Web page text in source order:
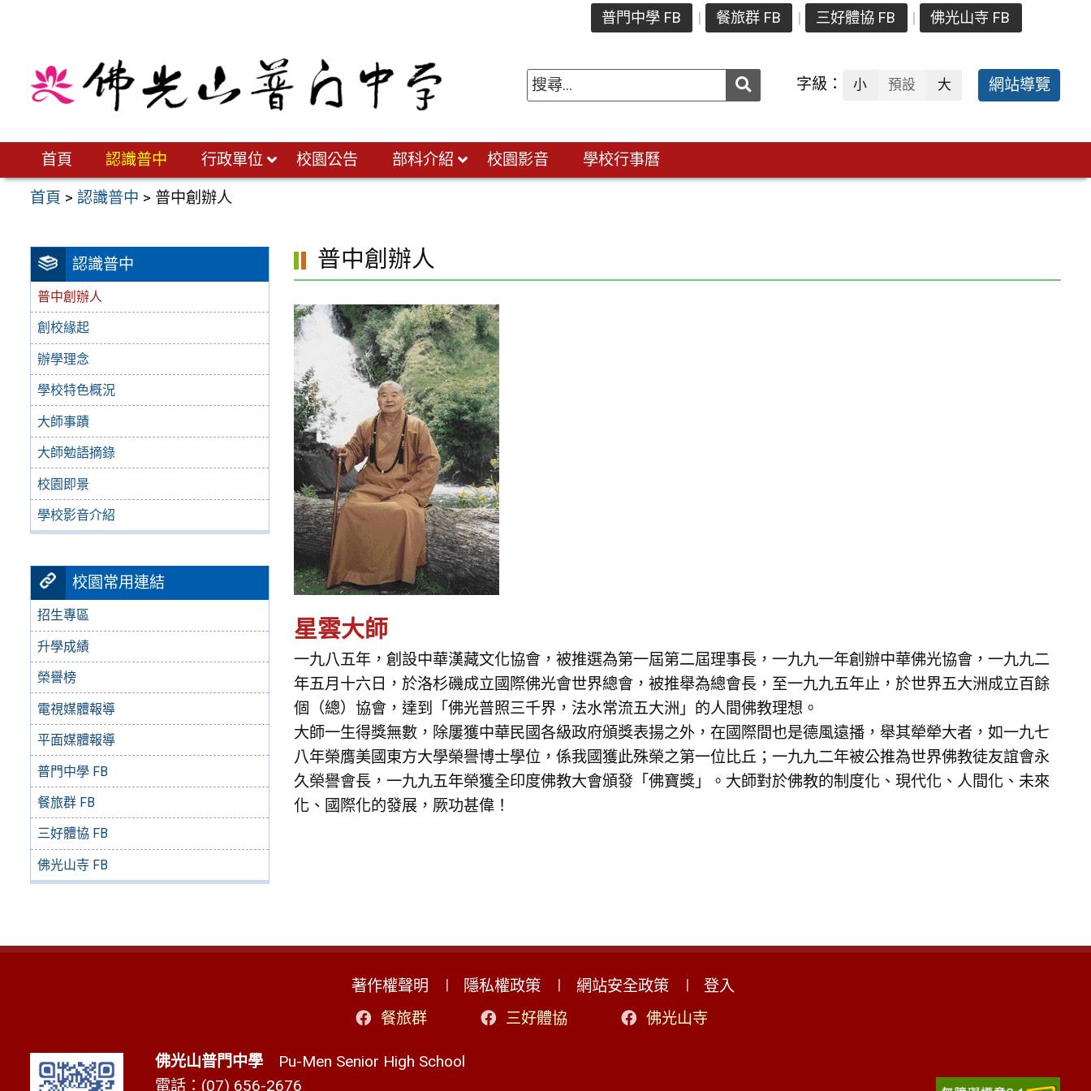
普門中學 FB 餐旅群 FB 三好體協 FB 佛光山寺 FB
送出 字級： 小 預設 大 網站導覽
首頁 認識普中 行政單位 校園公告 部科介紹 校園影音 學校行事曆
首頁 >認識普中 > 普中創辦人
認識普中
普中創辦人
創校緣起
辦學理念
學校特色概況
大師事蹟
大師勉語摘錄
校園即景
學校影音介紹
校園常用連結
招生專區
升學成績
榮譽榜
電視媒體報導
平面媒體報導
普門中學 FB
餐旅群 FB
三好體協 FB
佛光山寺 FB
普中創辦人
星雲大師
一九八五年，創設中華漢藏文化協會，被推選為第一屆第二屆理事長，一九九一年創辦中華佛光協會，一九九二
年五月十六日，於洛杉磯成立國際佛光會世界總會，被推舉為總會長，至一九九五年止，於世界五大洲成立百餘
個（總）協會，達到「佛光普照三千界，法水常流五大洲」的人間佛教理想。
大師一生得獎無數，除屢獲中華民國各級政府頒獎表揚之外，在國際間也是德風遠播，舉其犖犖大者，如一九七
八年榮膺美國東方大學榮譽博士學位，係我國獲此殊榮之第一位比丘；一九九二年被公推為世界佛教徒友誼會永
久榮譽會長，一九九五年榮獲全印度佛教大會頒發「佛寶獎」。大師對於佛教的制度化、現代化、人間化、未來
化、國際化的發展，厥功甚偉！
著作權聲明 隱私權政策 網站安全政策
登入
餐旅群
三好體協 佛光山寺
佛光山普門中學Pu-Men Senior High School
電話：(07) 656-2676